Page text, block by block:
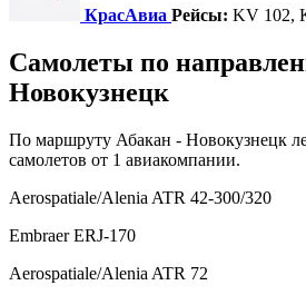
КрасАвиа Рейсы: KV 102,
Самолеты по
Новокузнецк
По маршруту Абакан - Новокузнецк
самолетов от 1 авиакомпании.
Aerospatiale/Alenia ATR 42-300/320
Embraer ERJ-170
Aerospatiale/Alenia ATR 72